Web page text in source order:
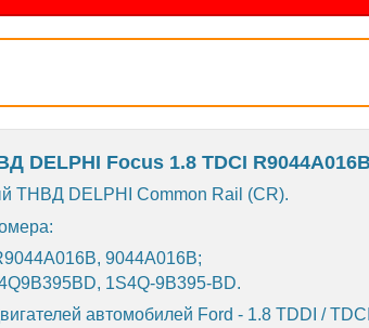
DELPHI Focus 1.8 TDCI
ТНВД DELPHI Common Rail (CR).
9044A016B;
1S4Q-9B395-BD.
автомобилей Ford - 1.8 TDDI /